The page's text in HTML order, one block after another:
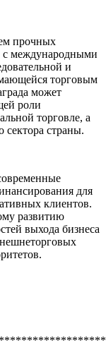
прочных
с международными
и
торговым
может
роли
торговле, а
сектора страны.
для
клиентов.
развитию
выхода бизнеса